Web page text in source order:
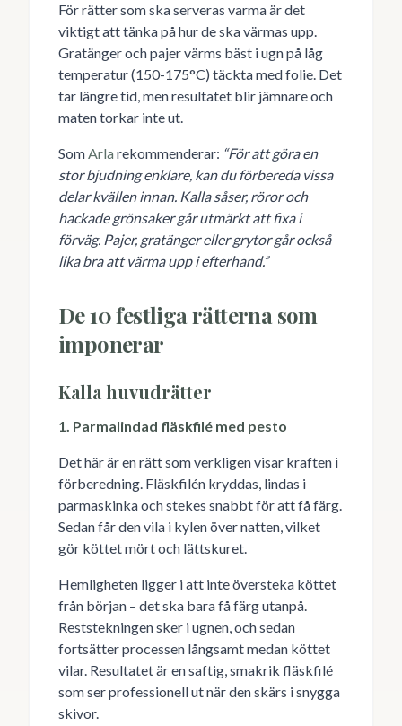
För rätter som ska serveras varma är det
viktigt att tänka på hur de ska värmas upp.
Gratänger och pajer värms bäst i ugn på låg
temperatur (150-175°C) täckta med folie. Det
tar längre tid, men resultatet blir jämnare och
maten torkar inte ut.
SomArla rekommenderar: “För att göra en
stor bjudning enklare, kan du förbereda vissa
delar kvällen innan. Kalla såser, röror och
hackade grönsaker går utmärkt att fixa i
förväg. Pajer, gratänger eller grytor går också
lika bra att värma upp i efterhand.”
De 10 festliga rätterna som
imponerar
Kalla huvudrätter
1. Parmalindad fläskfilé med pesto
Det här är en rätt som verkligen visar kraften i
förberedning. Fläskfilén kryddas, lindas i
parmaskinka och stekes snabbt för att få färg.
Sedan får den vila i kylen över natten, vilket
gör köttet mört och lättskuret.
Hemligheten ligger i att inte översteka köttet
från början – det ska bara få färg utanpå.
Reststekningen sker i ugnen, och sedan
fortsätter processen långsamt medan köttet
vilar. Resultatet är en saftig, smakrik fläskfilé
som ser professionell ut när den skärs i snygga
skivor.